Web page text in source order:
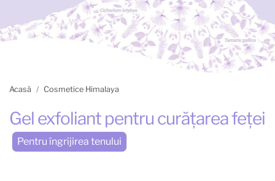
Acasă Cosmetice Himalaya
Gel exfoliant pentru curăţarea feţei
Pentru îngrijirea tenului